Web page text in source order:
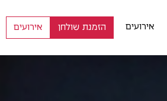
אירועים הזמנת שולחן אירועים